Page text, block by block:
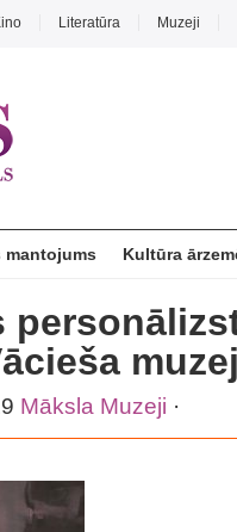
Literatūra Muzeji
mantojums Kultūra
Māksla Muzeji ·